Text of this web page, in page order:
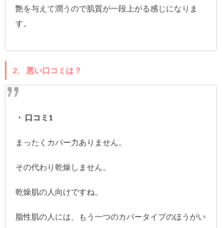
艶を与えて潤うので肌質が一段上がる感じになりま
す。
2、 悪い口コミは？
・ 口コミ1
まったくカバー力ありません。
その代わり乾燥しません。
乾燥肌の人向けですね。
脂性肌の人には、もう一つのカバータイプのほうがい